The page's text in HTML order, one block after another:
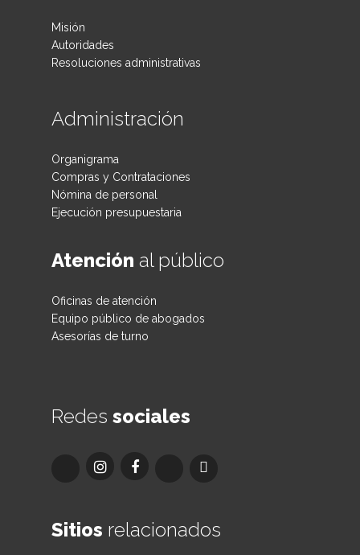
Misión
Autoridades
Resoluciones administrativas
Administración
Organigrama
Compras y Contrataciones
Nómina de personal
Ejecución presupuestaria
Atención al público
Oficinas de atención
Equipo público de abogados
Asesorías de turno
Redes sociales
Sitios relacionados